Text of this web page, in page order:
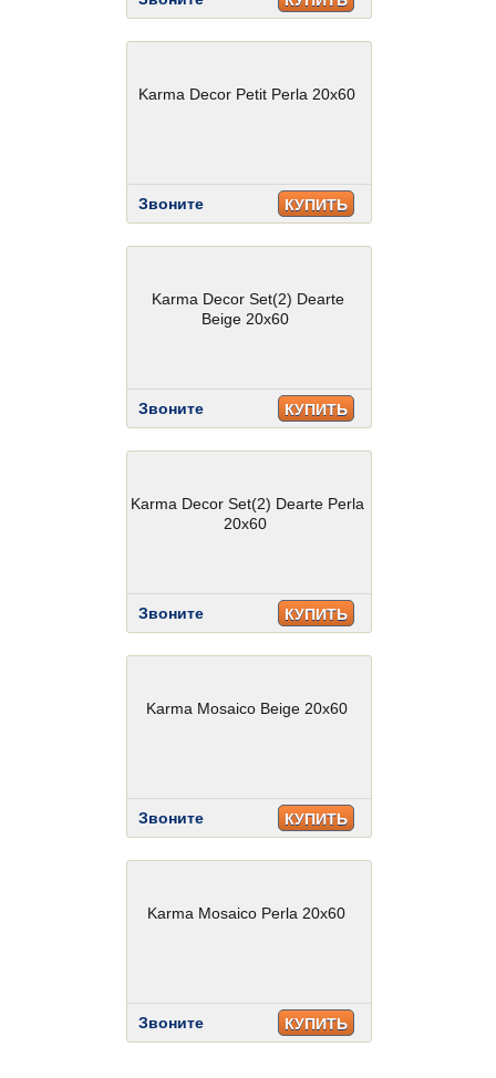
Karma Decor Petit Perla 20x60
Звоните КУПИТЬ
Karma Decor Set(2) Dearte
Beige 20x60
Звоните КУПИТЬ
Karma Decor Set(2) Dearte Perla
20x60
Звоните КУПИТЬ
Karma Mosaico Beige 20x60
Звоните КУПИТЬ
Karma Mosaico Perla 20x60
Звоните КУПИТЬ